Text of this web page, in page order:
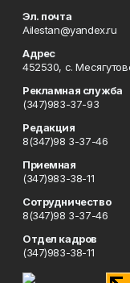
Эл. почта
Ailestan@yandex.ru
Адрес
452530, с.
Рекламная служба
(347)983-37-93
Редакция
8(347)98 3-37-46
Приемная
(347)983-38-11
Сотрудничество
8(347)98 3-37-46
Отдел кадров
(347)983-38-11